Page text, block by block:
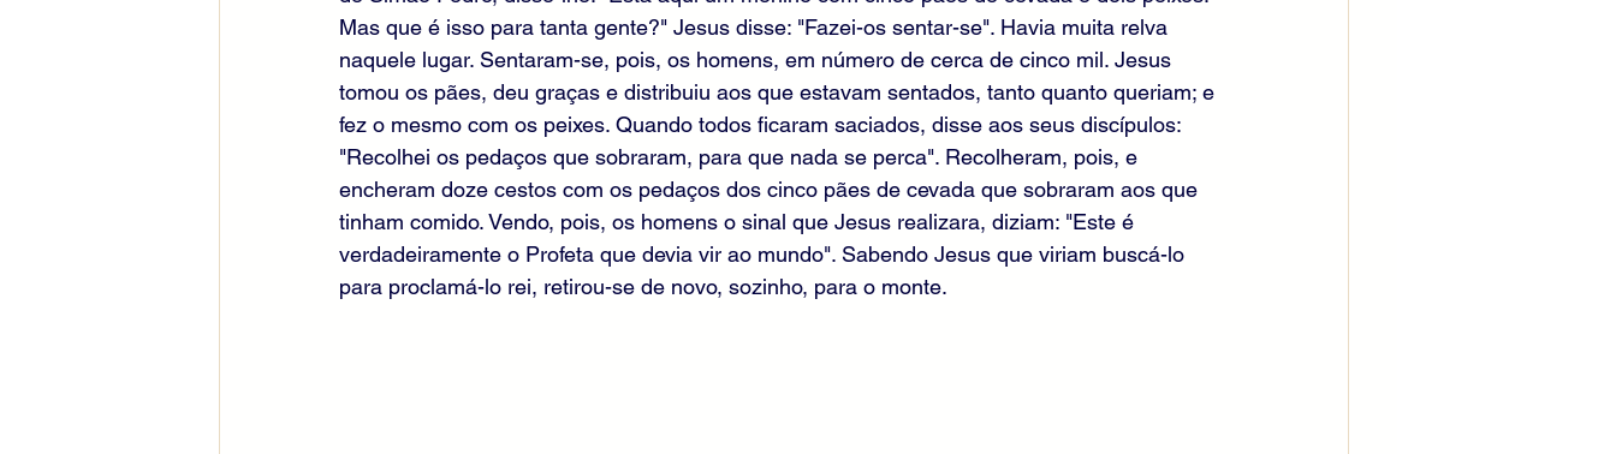
Mas que é isso para tanta gente?" Jesus disse: "Fazei-os sentar-se". Havia muita relva
naquele lugar. Sentaram-se, pois, os homens, em número de cerca de cinco mil. Jesus
tomou os pães, deu graças e distribuiu aos que estavam sentados, tanto quanto queriam; e
fez o mesmo com os peixes. Quando todos ficaram saciados, disse aos seus discípulos:
"Recolhei os pedaços que sobraram, para que nada se perca". Recolheram, pois, e
encheram doze cestos com os pedaços dos cinco pães de cevada que sobraram aos que
tinham comido. Vendo, pois, os homens o sinal que Jesus realizara, diziam: "Este é
verdadeiramente o Profeta que devia vir ao mundo". Sabendo Jesus que viriam buscá-lo
para proclamá-lo rei, retirou-se de novo, sozinho, para o monte.